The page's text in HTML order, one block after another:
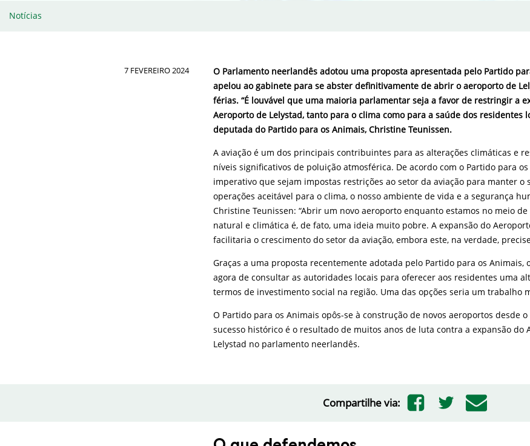
Notícias
7 FEVEREIRO 2024
O Parlamento neerlandês adotou uma proposta apresentada pelo Partido
apelou ao gabinete para se abster definitivamente de abrir o aeroporto de
férias. “É louvável que uma maioria parlamentar seja a favor de restringir a
Aeroporto de Lelystad, tanto para o clima como para a saúde dos residentes
deputada do Partido para os Animais, Christine Teunissen.
A aviação é um dos principais contribuintes para as alterações climáticas e
níveis significativos de poluição atmosférica. De acordo com o Partido para
imperativo que sejam impostas restrições ao setor da aviação para manter o
operações aceitável para o clima, o nosso ambiente de vida e a segurança
Christine Teunissen: “Abrir um novo aeroporto enquanto estamos no meio
natural e climática é, de fato, uma ideia muito pobre. A expansão do
facilitaria o crescimento do setor da aviação, embora este, na verdade,
Graças a uma proposta recentemente adotada pelo Partido para os Animais,
agora de consultar as autoridades locais para oferecer aos residentes uma
termos de investimento social na região. Uma das opções seria um trabalho
O Partido para os Animais opôs-se à construção de novos aeroportos desde
sucesso histórico é o resultado de muitos anos de luta contra a expansão do
Lelystad no parlamento neerlandês.
Compartilhe via: